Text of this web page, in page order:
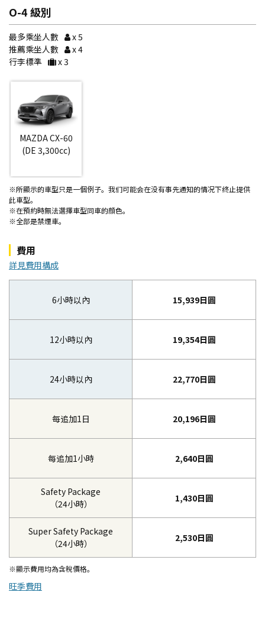
O-4 級別
最多乘坐人數
x 5
推薦乘坐人數
x 4
行李標準
x 3
MAZDA CX-60
(DE 3,300cc)
※所顯示的車型只是一個例子。我们可能会在没有事先通知的情况下终止提供
此車型。
※在預約時無法選擇車型同車的顔色。
※全部是禁煙車。
費用
詳見費用構成
6小時以內
12小時以內
24小時以內
每追加1日
每追加1小時
Safety Package
（24小時）
Super Safety Package
（24小時）
15,939日圓
19,354日圓
22,770日圓
20,196日圓
2,640日圓
1,430日圓
2,530日圓
※顯示費用均為含稅價格。
旺季費用